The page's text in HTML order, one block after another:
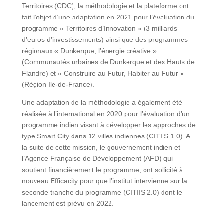
Territoires (CDC), la méthodologie et la plateforme ont
fait l’objet d’une adaptation en 2021 pour l’évaluation du
programme « Territoires d’Innovation » (3 milliards
d’euros d’investissements) ainsi que des programmes
régionaux « Dunkerque, l’énergie créative »
(Communautés urbaines de Dunkerque et des Hauts de
Flandre) et « Construire au Futur, Habiter au Futur »
(Région Ile-de-France).
Une adaptation de la méthodologie a également été
réalisée à l’international en 2020 pour l’évaluation d’un
programme indien visant à développer les approches de
type Smart City dans 12 villes indiennes (CITIIS 1.0). A
la suite de cette mission, le gouvernement indien et
l’Agence Française de Développement (AFD) qui
soutient financièrement le programme, ont sollicité à
nouveau Efficacity pour que l’institut intervienne sur la
seconde tranche du programme (CITIIS 2.0) dont le
lancement est prévu en 2022.